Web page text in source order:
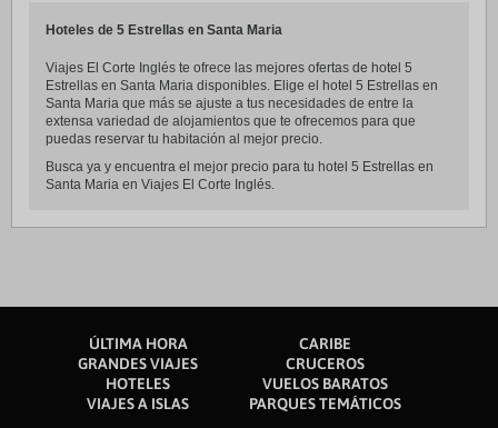
Hoteles de 5 Estrellas en Santa Maria
Viajes El Corte Inglés te ofrece las mejores ofertas de hotel 5
Estrellas en Santa Maria disponibles. Elige el hotel 5 Estrellas en
Santa Maria que más se ajuste a tus necesidades de entre la
extensa variedad de alojamientos que te ofrecemos para que
puedas reservar tu habitación al mejor precio.
Busca ya y encuentra el mejor precio para tu hotel 5 Estrellas en
Santa Maria en Viajes El Corte Inglés.
ÚLTIMA HORA
CARIBE
GRANDES VIAJES
CRUCEROS
HOTELES
VUELOS BARATOS
VIAJES A ISLAS
PARQUES TEMÁTICOS